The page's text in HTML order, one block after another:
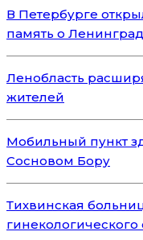
В Петербурге
память о
Ленобласть
жителей
Мобильный пункт
Сосновом Бору
Тихвинская
гинекологического